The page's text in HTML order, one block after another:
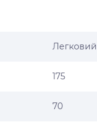
Легковий
175
70